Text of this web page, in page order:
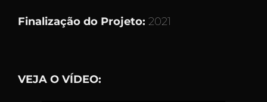
Finalização do Projeto: 2021
VEJA O VÍDEO: